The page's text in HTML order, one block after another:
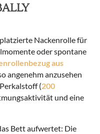
Nackenrolle für
oder spontane
aus
angenehm anzusehen
(200
und eine
Bett aufwertet: Die